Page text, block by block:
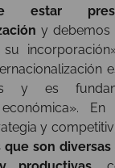
estar
y debemos
y es
y
que son